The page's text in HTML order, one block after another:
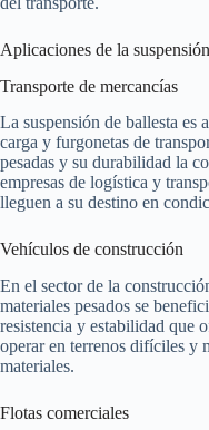
Aplicaciones de la
Transporte de mercancías
La suspensión de ballesta es
carga y furgonetas de
pesadas y su durabilidad la
empresas de logística y
lleguen a su destino en
Vehículos de construcción
En el sector de la
materiales pesados se
resistencia y estabilidad que
operar en terrenos difíciles y
materiales.
Flotas comerciales